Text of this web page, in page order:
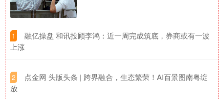
1
​融亿操盘 和讯投顾李鸿：近一周完成筑底，券商或有一波
上涨
2
​点金网 头版头条 | 跨界融合，生态繁荣！AI百景图南粤绽
放